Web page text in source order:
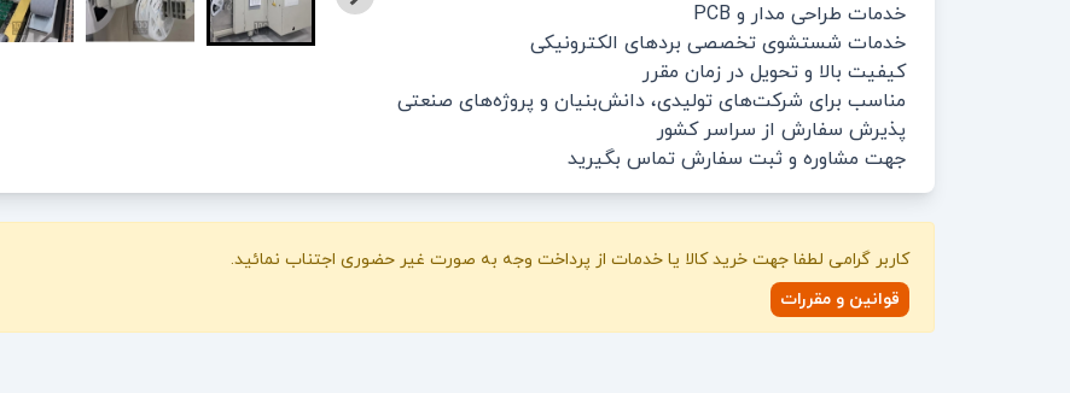
خدمات طراحی مدار و PCB
خدمات شستشوی تخصصی بردهای الکترونیکی
کیفیت بالا و تحویل در زمان مقرر
مناسب برای شرکت‌های تولیدی، دانش‌بنیان و پروژه‌های صنعتی
پذیرش سفارش از سراسر کشور
جهت مشاوره و ثبت سفارش تماس بگیرید
کاربر گرامی لطفا جهت خرید کالا یا خدمات از پرداخت وجه به صورت غیر حضوری اجتناب نمائید.
قوانین و مقررات